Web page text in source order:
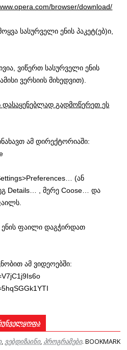
browser/download/
სასურველი ენის პაკეტ(ებ)ი,
ვიწერთ სასურველი ენის
ვერსიის მიხედვით).
დასაყენებლად გადმოწერეთ ეს
ამ დირექტორიაში:
(ან
Details… , მერე Coose… და
ენის ფაილი დაგჭირდათ
ამ ვიდეოებში:
,ვებდიზაინი, პროგრამები. BOOKMARK